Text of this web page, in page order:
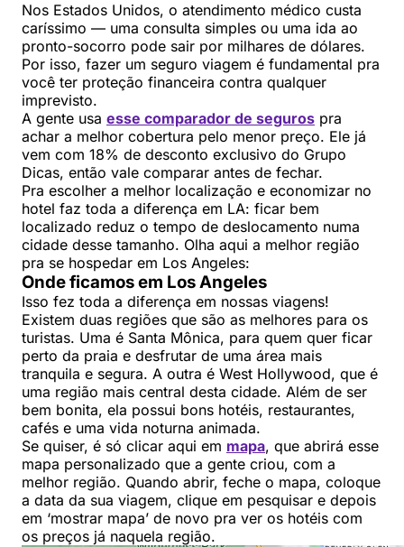
Nos Estados Unidos, o atendimento médico custa
caríssimo — uma consulta simples ou uma ida ao
pronto-socorro pode sair por milhares de dólares.
Por isso, fazer um seguro viagem é fundamental pra
você ter proteção financeira contra qualquer
imprevisto.
A gente usa esse comparador de seguros pra
achar a melhor cobertura pelo menor preço. Ele já
vem com 18% de desconto exclusivo do Grupo
Dicas, então vale comparar antes de fechar.
Pra escolher a melhor localização e economizar no
hotel faz toda a diferença em LA: ficar bem
localizado reduz o tempo de deslocamento numa
cidade desse tamanho. Olha aqui a melhor região
pra se hospedar em Los Angeles:
Onde ficamos em Los Angeles
Isso fez toda a diferença em nossas viagens!
Existem duas regiões que são as melhores para os
turistas. Uma é Santa Mônica, para quem quer ficar
perto da praia e desfrutar de uma área mais
tranquila e segura. A outra é West Hollywood, que é
uma região mais central desta cidade. Além de ser
bem bonita, ela possui bons hotéis, restaurantes,
cafés e uma vida noturna animada.
Se quiser, é só clicar aqui em mapa, que abrirá esse
mapa personalizado que a gente criou, com a
melhor região. Quando abrir, feche o mapa, coloque
a data da sua viagem, clique em pesquisar e depois
em ‘mostrar mapa’ de novo pra ver os hotéis com
os preços já naquela região.